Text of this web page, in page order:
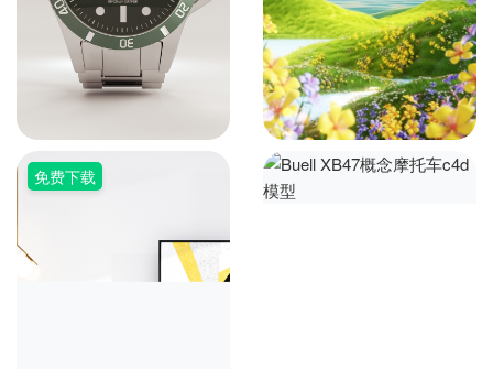
劳力士手表c4d渲染工程
清明节春天春夏户外植物草
坪公园场景c4d渲染工程
ID: 14702 会员专享
免费下载